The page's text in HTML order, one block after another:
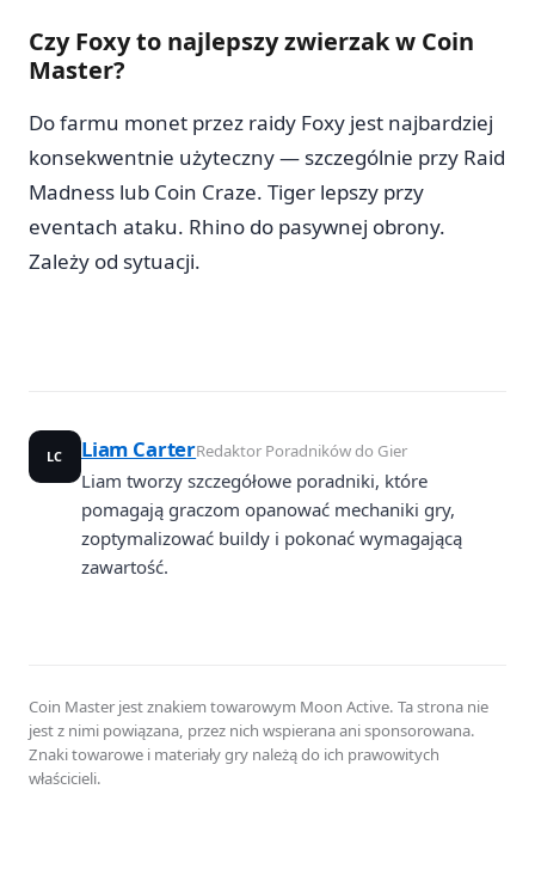
Czy Foxy to najlepszy zwierzak w Coin
Master?
Do farmu monet przez raidy Foxy jest najbardziej
konsekwentnie użyteczny — szczególnie przy Raid
Madness lub Coin Craze. Tiger lepszy przy
eventach ataku. Rhino do pasywnej obrony.
Zależy od sytuacji.
LC Liam CarterRedaktor Poradników do Gier
Liam tworzy szczegółowe poradniki, które
pomagają graczom opanować mechaniki gry,
zoptymalizować buildy i pokonać wymagającą
zawartość.
Coin Master jest znakiem towarowym Moon Active. Ta strona nie
jest z nimi powiązana, przez nich wspierana ani sponsorowana.
Znaki towarowe i materiały gry należą do ich prawowitych
właścicieli.